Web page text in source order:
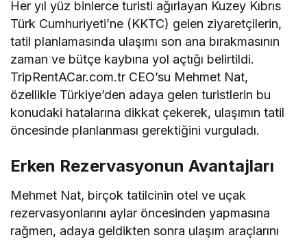
Her yıl yüz binlerce turisti ağırlayan Kuzey Kıbrıs
Türk Cumhuriyeti’ne (KKTC) gelen ziyaretçilerin,
tatil planlamasında ulaşımı son ana bırakmasının
zaman ve bütçe kaybına yol açtığı belirtildi.
TripRentACar.com.tr CEO’su Mehmet Nat,
özellikle Türkiye’den adaya gelen turistlerin bu
konudaki hatalarına dikkat çekerek, ulaşımın tatil
öncesinde planlanması gerektiğini vurguladı.
Erken Rezervasyonun Avantajları
Mehmet Nat, birçok tatilcinin otel ve uçak
rezervasyonlarını aylar öncesinden yapmasına
rağmen, adaya geldikten sonra ulaşım araçlarını